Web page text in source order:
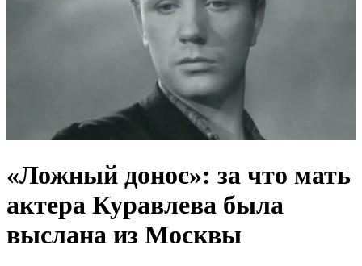
«Ложный донос»: за что мать
актера Куравлева была
выслана из Москвы